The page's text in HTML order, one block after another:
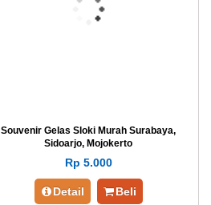
Souvenir Gelas Sloki Murah Surabaya,
Sidoarjo, Mojokerto
Rp 5.000
Detail Beli